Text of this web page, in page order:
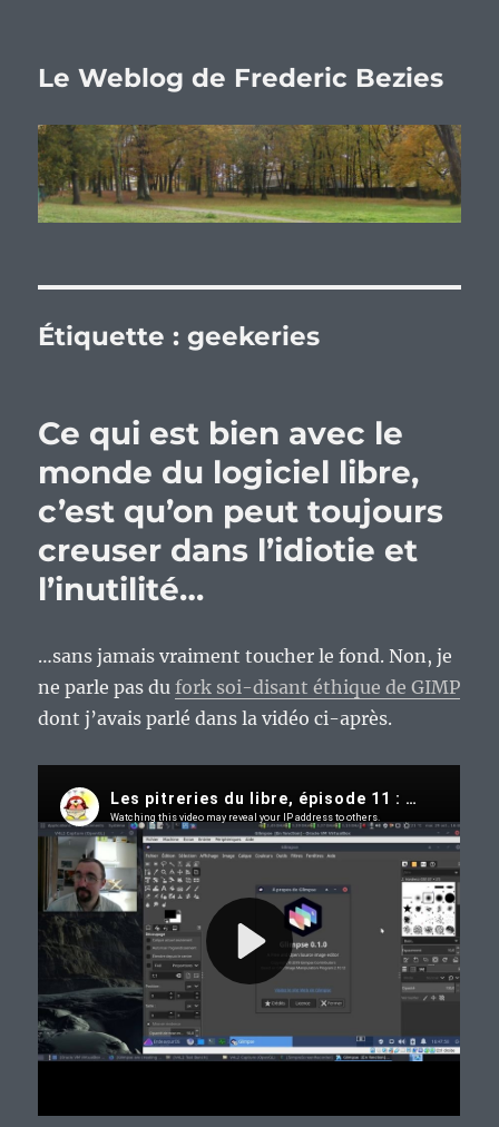
Le Weblog de Frederic Bezies
Étiquette :geekeries
Ce qui est bien avec le
monde du logiciel libre,
c’est qu’on peut toujours
creuser dans l’idiotie et
l’inutilité…
…sans jamais vraiment toucher le fond. Non, je
ne parle pas dufork soi-disant éthique de GIMP
dont j’avais parlé dans la vidéo ci-après.